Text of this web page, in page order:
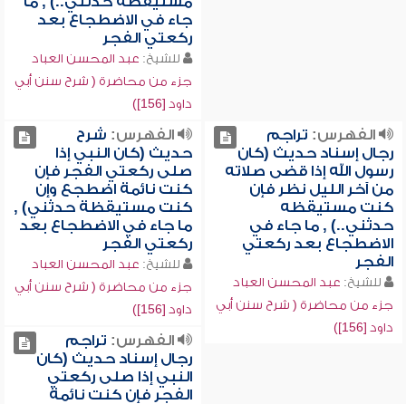
جاء في الاضطجاع بعد
ركعتي الفجر
للشيخ: عبد المحسن العباد
جزء من محاضرة ( شرح سنن أبي
داود [156])
الفهرس: تراجم
رجال إسناد حديث (كان
رسول الله إذا قضى صلاته
من آخر الليل نظر فإن
كنت مستيقظه
حدثني..) , ما جاء في
الاضطجاع بعد ركعتي
الفجر
للشيخ: عبد المحسن العباد
جزء من محاضرة ( شرح سنن أبي
داود [156])
الفهرس: شرح
حديث (كان النبي إذا
صلى ركعتي الفجر فإن
كنت نائمة اضطجع وإن
كنت مستيقظة حدثني) ,
ما جاء في الاضطجاع بعد
ركعتي الفجر
للشيخ: عبد المحسن العباد
جزء من محاضرة ( شرح سنن أبي
داود [156])
الفهرس: تراجم
رجال إسناد حديث (كان
النبي إذا صلى ركعتي
الفجر فإن كنت نائمة